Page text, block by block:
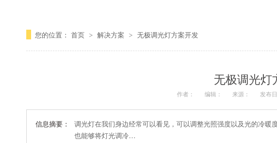
您的位置：首页 > 解决方案 > 无极调光灯方案开发
无极调光灯
作者： 编辑： 来源： 发布
信息摘要：
调光灯在我们身边经常可以看见，可以调整光照强度以及光的冷
也能够将灯光调冷…